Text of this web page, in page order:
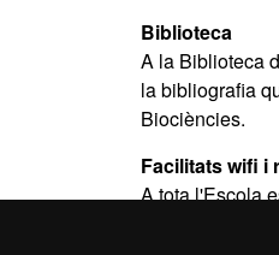
Biblioteca
A la Biblioteca
la bibliografia
Biociències.
Facilitats wifi i
A tota l'Escola